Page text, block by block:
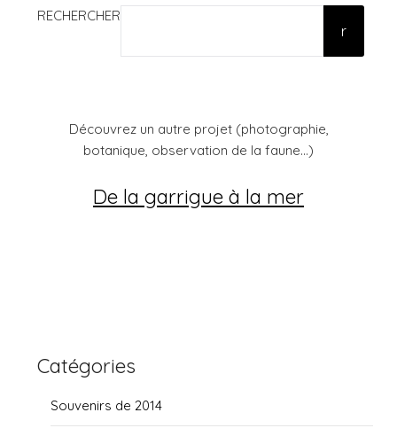
RECHERCHER
r
Découvrez un autre projet (photographie,
botanique, observation de la faune...)
De la garrigue à la mer
Catégories
Souvenirs de 2014